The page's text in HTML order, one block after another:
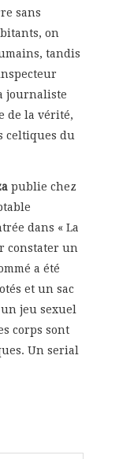
sans
on
tandis
journaliste
de la vérité,
celtiques du
publie chez
dans « La
constater un
a été
et un sac
jeu sexuel
corps sont
Un serial